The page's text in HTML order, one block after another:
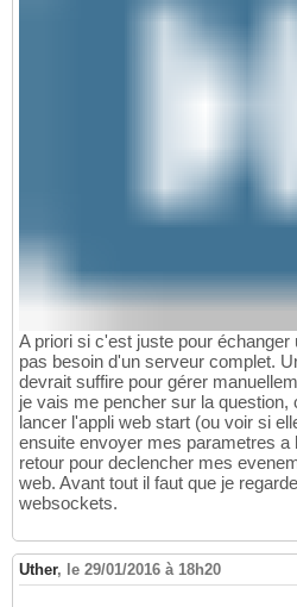
A priori si c'est juste pour
pas besoin d'un serveur complet.
devrait suffire pour gérer
je vais me pencher sur la question,
lancer l'appli web start (ou voir si
ensuite envoyer mes parametres a
retour pour declencher mes
web. Avant tout il faut que je
websockets.
Uther, le 29/01/2016 à 18h20